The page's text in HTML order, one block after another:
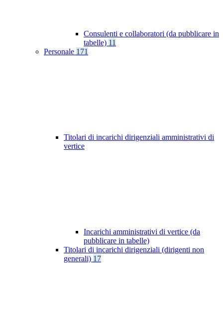
Consulenti e collaboratori (da pubblicare in
tabelle) 11
Personale 171
Titolari di incarichi dirigenziali amministrativi di
vertice
Incarichi amministrativi di vertice (da
pubblicare in tabelle)
Titolari di incarichi dirigenziali (dirigenti non
generali) 17